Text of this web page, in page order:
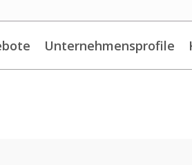
Unternehmensprofile